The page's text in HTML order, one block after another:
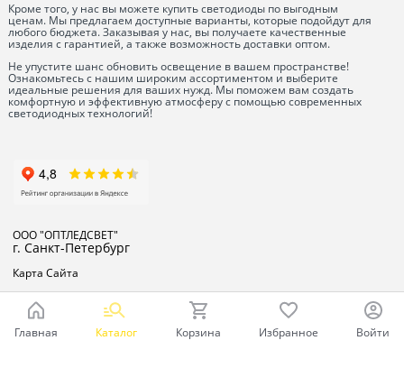
Кроме того, у нас вы можете купить светодиоды по выгодным
ценам. Мы предлагаем доступные варианты, которые подойдут для
любого бюджета. Заказывая у нас, вы получаете качественные
изделия с гарантией, а также возможность доставки оптом.
Не упустите шанс обновить освещение в вашем пространстве!
Ознакомьтесь с нашим широким ассортиментом и выберите
идеальные решения для ваших нужд. Мы поможем вам создать
комфортную и эффективную атмосферу с помощью современных
светодиодных технологий!
ООО "ОПТЛЕДСВЕТ"
г. Санкт-Петербург
Карта Сайта
Главная Каталог Корзина Избранное Войти